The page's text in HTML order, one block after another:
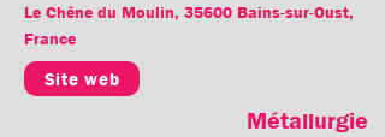
Le Chêne du Moulin, 35600 Bains-sur-Oust,
France
Site web
Métallurgie